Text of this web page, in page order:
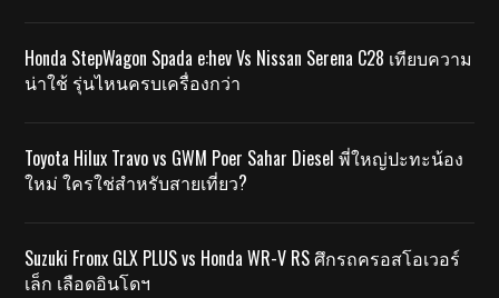
Honda StepWagon Spada e:hev Vs Nissan Serena C28 เทียบความ
น่าใช้ รุ่นไหนครบเครื่องกว่า
Toyota Hilux Travo vs GWM Poer Sahar Diesel พี่ใหญ่ปะทะน้อง
ใหม่ ใครใช่สำหรับสายเที่ยว?
Suzuki Fronx GLX PLUS vs Honda WR-V RS ศึกรถครอสโอเวอร์
เล็ก เลือดอินโดฯ